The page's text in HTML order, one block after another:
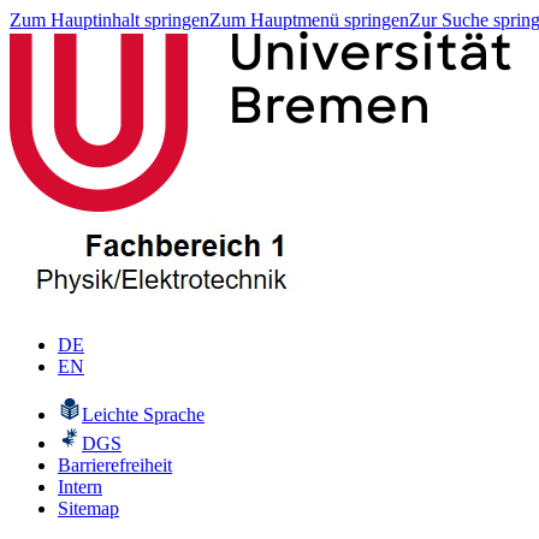
Zum Hauptinhalt springenZum Hauptmenü springenZur Suche
DE
EN
Leichte Sprache
DGS
Barrierefreiheit
Intern
Sitemap